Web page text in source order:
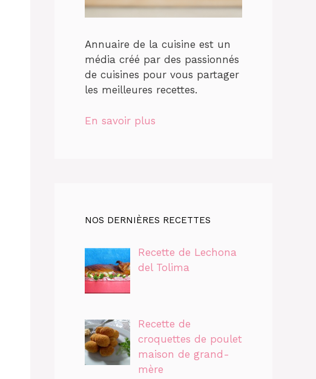
Annuaire de la cuisine est un
média créé par des passionnés
de cuisines pour vous partager
les meilleures recettes.
En savoir plus
NOS DERNIÈRES RECETTES
Recette de Lechona
del Tolima
Recette de
croquettes de poulet
maison de grand-
mère